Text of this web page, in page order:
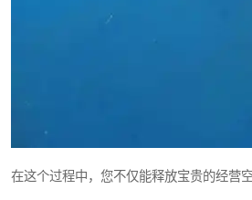
在这个过程中，您不仅能释放宝贵的经营